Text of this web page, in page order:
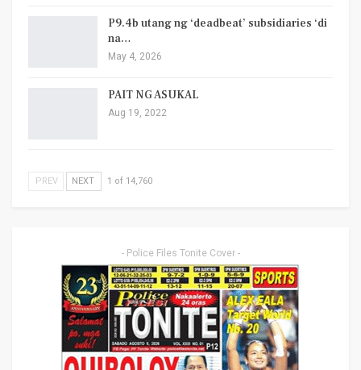
P9.4b utang ng ‘deadbeat’ subsidiaries ‘di
na…
May 4, 2026
PAIT NG ASUKAL
Aug 19, 2022
PREV NEXT 1 of 14,760
- Police Files Tonite Cover -